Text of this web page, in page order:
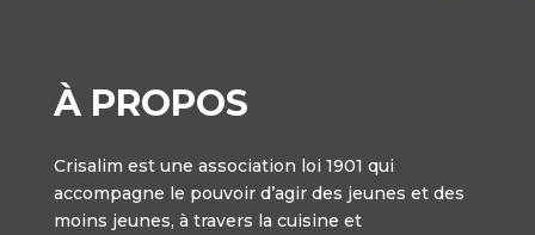
À PROPOS
Crisalim est une association loi 1901 qui
accompagne le pouvoir d’agir des jeunes et des
moins jeunes, à travers la cuisine et